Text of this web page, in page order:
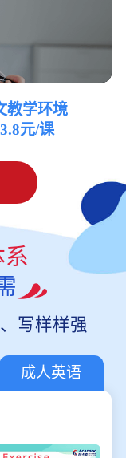
教学环境
元/课
写样样强
成人英语